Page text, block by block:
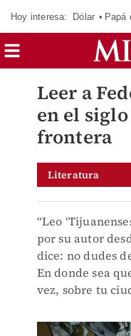
Hoy interesa: Dólar Papá
Leer a
en el
frontera
Literatura
“Leo
por su autor
dice: no dudes
En donde sea
vez, sobre tu